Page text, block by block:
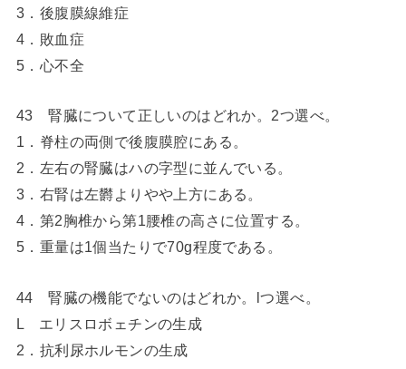
3．後腹膜線維症
4．敗血症
5．心不全
43 腎臓について正しいのはどれか。2つ選べ。
1．脊柱の両側で後腹膜腔にある。
2．左右の腎臓はハの字型に並んでいる。
3．右腎は左欝よりやや上方にある。
4．第2胸椎から第1腰椎の高さに位置する。
5．重量は1個当たりで70g程度である。
44 腎臓の機能でないのはどれか。lつ選べ。
L エリスロボェチンの生成
2．抗利尿ホルモンの生成